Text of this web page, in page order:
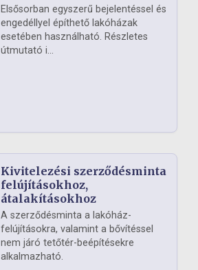
Elsősorban egyszerű bejelentéssel és
engedéllyel építhető lakóházak
esetében használható. Részletes
útmutató i...
Kivitelezési szerződésminta
felújításokhoz,
átalakításokhoz
A szerződésminta a lakóház-
felújításokra, valamint a bővítéssel
nem járó tetőtér-beépítésekre
alkalmazható.